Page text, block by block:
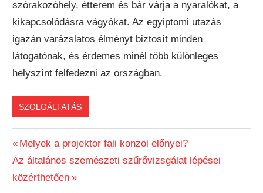
szórakozóhely, étterem és bár várja a nyaralókat, a
kikapcsolódásra vágyókat. Az egyiptomi utazás
igazán varázslatos élményt biztosít minden
látogatónak, és érdemes minél több különleges
helyszínt felfedezni az országban.
SZOLGÁLTATÁS
Bejegyzés
navigáció
Previous
Post:
Melyek a projektor fali konzol előnyei?
Next
Post:
Az általános szemészeti szűrővizsgálat lépései
közérthetően